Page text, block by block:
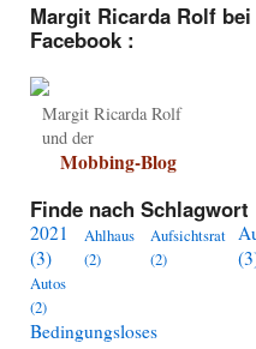
Margit Ricarda Rolf bei
Facebook :
Margit Ricarda Rolf
und der
Mobbing-Blog
Finde nach Schlagwort
2021
(3)
Ahlhaus
(2)
Aufsichtsrat
(2)
Autos
(2)
Bedingungsloses